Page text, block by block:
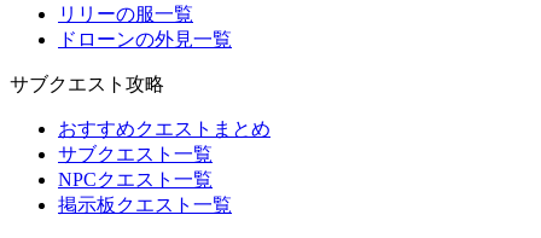
リリーの服一覧
ドローンの外見一覧
サブクエスト攻略
おすすめクエストまとめ
サブクエスト一覧
NPCクエスト一覧
掲示板クエスト一覧